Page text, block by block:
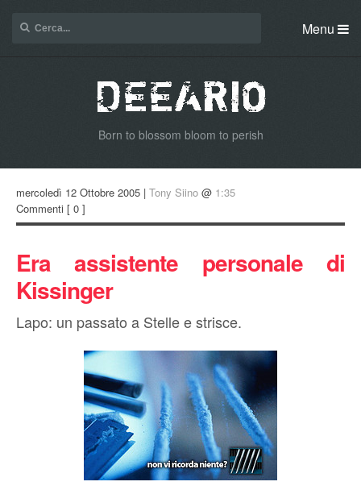
Menu
Born to blossom bloom to perish
mercoledì 12 Ottobre 2005 | Tony Siino @ 1:35
Commenti [ 0 ]
Era assistente personale di
Kissinger
Lapo: un passato a Stelle e strisce.